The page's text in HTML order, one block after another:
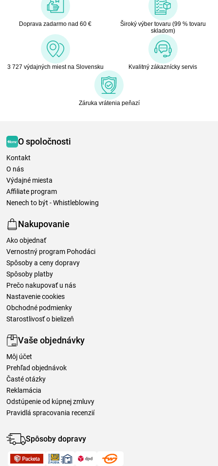
Doprava zadarmo nad 60 €
Široký výber tovaru (99 % tovaru
skladom)
3 727 výdajných miest na Slovensku Kvalitný zákaznícky servis
Záruka vrátenia peňazí
O spoločnosti
Kontakt
O nás
Výdajné miesta
Affiliate program
Nenech to být - Whistleblowing
Nakupovanie
Ako objednať
Vernostný program Pohodáci
Spôsoby a ceny dopravy
Spôsoby platby
Prečo nakupovať u nás
Nastavenie cookies
Obchodné podmienky
Starostlivosť o bielizeň
Vaše objednávky
Môj účet
Prehľad objednávok
Časté otázky
Reklamácia
Odstúpenie od kúpnej zmluvy
Pravidlá spracovania recenzií
Spôsoby dopravy